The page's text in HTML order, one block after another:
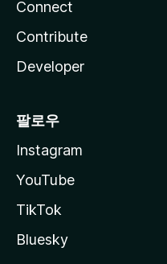
Connect
Contribute
Developer
팔로우
Instagram
YouTube
TikTok
Bluesky